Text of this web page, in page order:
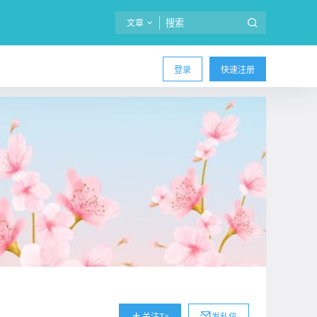
文章
登录 快速注册